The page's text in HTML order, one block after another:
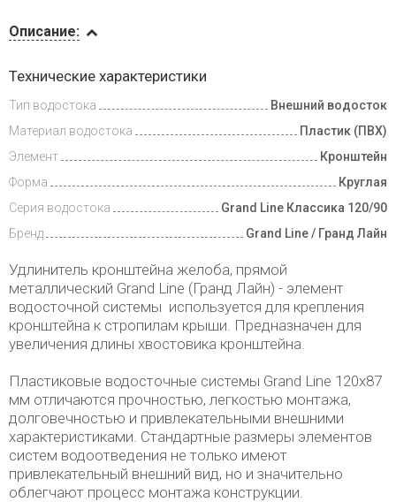
и оплата
Описание:
Технические характеристики
Тип водостока
Внешний водосток
Материал водостока
Пластик (ПВХ)
Элемент
Кронштейн
Форма
Круглая
Серия водостока
Grand Line Классика 120/90
Бренд
Grand Line / Гранд Лайн
Удлинитель кронштейна желоба, прямой
металлический Grand Line (Гранд Лайн) - элемент
водосточной системы используется для крепления
кронштейна к стропилам крыши. Предназначен для
увеличения длины хвостовика кронштейна.
Пластиковые водосточные системы Grand Line 120х87
мм отличаются прочностью, легкостью монтажа,
долговечностью и привлекательными внешними
характеристиками. Стандартные размеры элементов
систем водоотведения не только имеют
привлекательный внешний вид, но и значительно
облегчают процесс монтажа конструкции.